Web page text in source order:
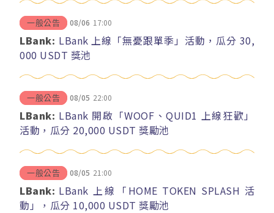
一般公告 08/06 17:00
LBank: LBank 上線「無憂跟單季」活動，瓜分 30,
000 USDT 獎池
一般公告 08/05 22:00
LBank: LBank 開啟「WOOF、QUID1 上線狂歡」
活動，瓜分 20,000 USDT 獎勵池
一般公告 08/05 21:00
LBank: LBank 上線「HOME TOKEN SPLASH 活
動」，瓜分 10,000 USDT 獎勵池